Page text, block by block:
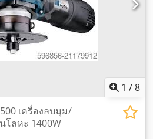
1 /8
เครื่องลบมุม/
โลหะ 1400W